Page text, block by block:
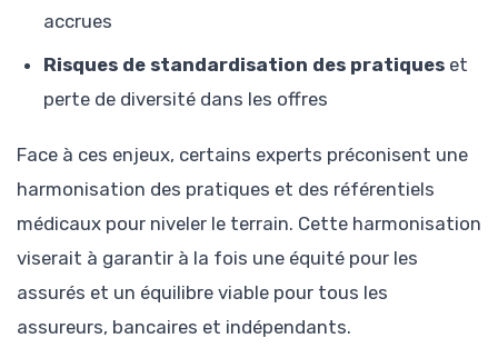
accrues
Risques de standardisation des pratiques et
perte de diversité dans les offres
Face à ces enjeux, certains experts préconisent une
harmonisation des pratiques et des référentiels
médicaux pour niveler le terrain. Cette harmonisation
viserait à garantir à la fois une équité pour les
assurés et un équilibre viable pour tous les
assureurs, bancaires et indépendants.